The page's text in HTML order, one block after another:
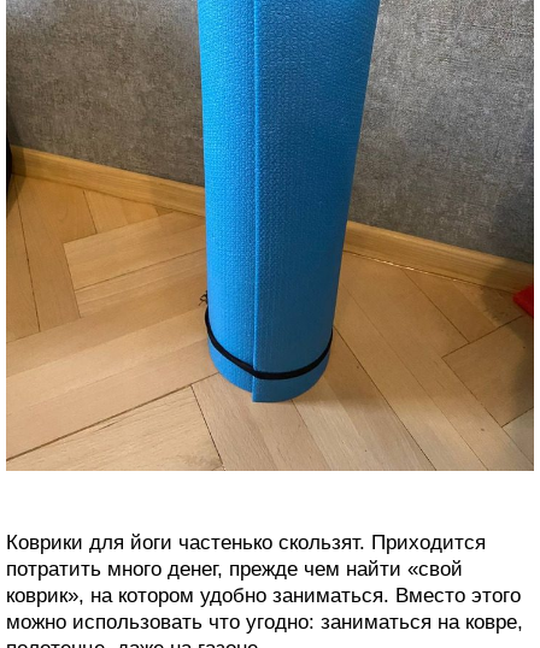
Коврики для йоги частенько скользят. Приходится
потратить много денег, прежде чем найти «свой
коврик», на котором удобно заниматься. Вместо этого
можно использовать что угодно: заниматься на ковре,